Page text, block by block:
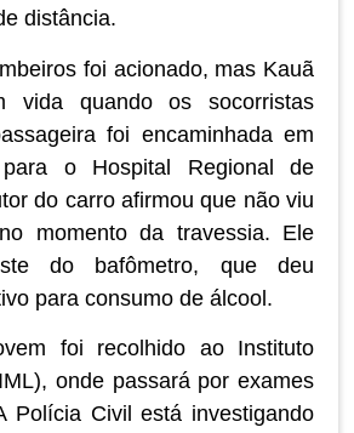
distância.
foi acionado, mas Kauã
vida quando os socorristas
foi encaminhada em
o Hospital Regional de
do carro afirmou que não viu
momento da travessia. Ele
do bafômetro, que deu
para consumo de álcool.
foi recolhido ao Instituto
onde passará por exames
Polícia Civil está investigando